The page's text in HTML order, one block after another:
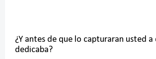
¿Y antes de que lo capturaran usted a
dedicaba?